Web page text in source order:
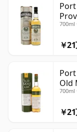
700ml
￥
Old
700ml
￥